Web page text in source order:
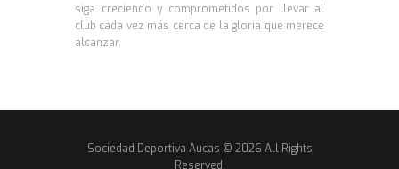
siga creciendo y comprometidos por llevar al
club cada vez más cerca de la gloria que merece
alcanzar.
Sociedad Deportiva Aucas © 2026 All Rights
Reserved.